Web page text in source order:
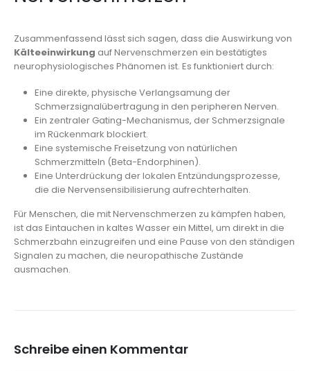
Zusammenfassend lässt sich sagen, dass die Auswirkung von
Kälteeinwirkung auf Nervenschmerzen ein bestätigtes
neurophysiologisches Phänomen ist. Es funktioniert durch:
Eine direkte, physische Verlangsamung der
Schmerzsignalübertragung in den peripheren Nerven.
Ein zentraler Gating-Mechanismus, der Schmerzsignale
im Rückenmark blockiert.
Eine systemische Freisetzung von natürlichen
Schmerzmitteln (Beta-Endorphinen).
Eine Unterdrückung der lokalen Entzündungsprozesse,
die die Nervensensibilisierung aufrechterhalten.
Für Menschen, die mit Nervenschmerzen zu kämpfen haben,
ist das Eintauchen in kaltes Wasser ein Mittel, um direkt in die
Schmerzbahn einzugreifen und eine Pause von den ständigen
Signalen zu machen, die neuropathische Zustände
ausmachen.
Schreibe einen Kommentar